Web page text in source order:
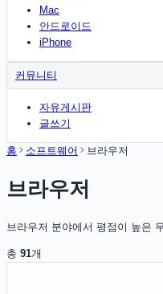
Mac
안드로이드
iPhone
커뮤니티
자유게시판
글쓰기
홈 소프트웨어 브라우저
브라우저
브라우저 분야에서 평점이 높은
총 91개